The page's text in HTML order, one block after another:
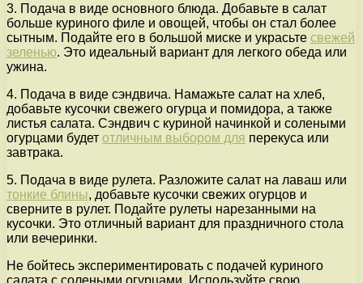
3. Подача в виде основного блюда. Добавьте в салат
больше куриного филе и овощей, чтобы он стал более
сытным. Подайте его в большой миске и украсьте свежей
зеленью. Это идеальный вариант для легкого обеда или
ужина.
4. Подача в виде сэндвича. Намажьте салат на хлеб,
добавьте кусочки свежего огурца и помидора, а также
листья салата. Сэндвич с куриной начинкой и солеными
огурцами будет отличным выбором для перекуса или
завтрака.
5. Подача в виде рулета. Разложите салат на лаваш или
тонкие блины, добавьте кусочки свежих огурцов и
сверните в рулет. Подайте рулеты нарезанными на
кусочки. Это отличный вариант для праздничного стола
или вечеринки.
Не бойтесь экспериментировать с подачей куриного
салата с солеными огурцами. Используйте свою